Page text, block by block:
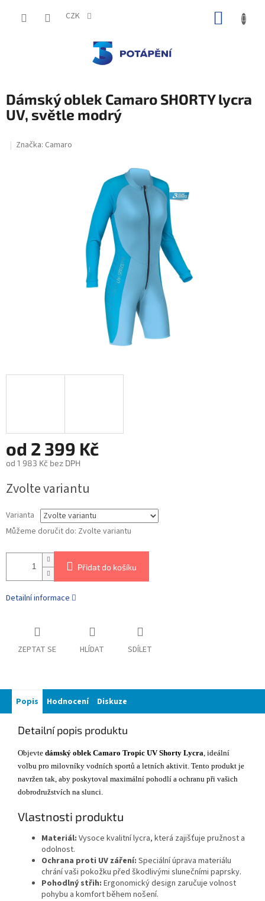
CZK
Dámský oblek Camaro SHORTY lycra
UV, světle modrý
Značka: Camaro
od 2 399 Kč
od 1 983 Kč bez DPH
Zvolte variantu
Varianta
Můžeme doručit do: Zvolte variantu
Přidat do košíku
Detailní informace
ZEPTAT SE HLÍDAT SDÍLET
Popis Hodnocení Diskuze
Detailní popis produktu
Objevte dámský oblek Camaro Tropic UV Shorty Lycra, ideální
volbu pro milovníky vodních sportů a letních aktivit. Tento produkt je
navržen tak, aby poskytoval maximální pohodlí a ochranu při vašich
dobrodružstvích na slunci.
Vlastnosti produktu
Materiál: Vysoce kvalitní lycra, která zajišťuje pružnost a
odolnost.
Ochrana proti UV záření: Speciální úprava materiálu
chrání vaši pokožku před škodlivými slunečními paprsky.
Pohodlný střih: Ergonomický design zaručuje volnost
pohybu a komfort během nošení.